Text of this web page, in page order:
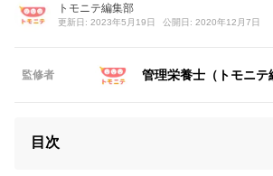
トモニテ編集部
更新日: 2023年5月19日 公開日: 2020年12月7日
監修者 管理栄養士（トモニテ
目次